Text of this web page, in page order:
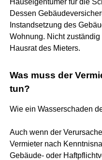
Dessen
Instandsetzung des
Wohnung. Nicht
Hausrat des Mieters.
Was muss der
tun?
Wie ein Wasserschaden
Auch wenn der
Vermieter nach
Gebäude- oder